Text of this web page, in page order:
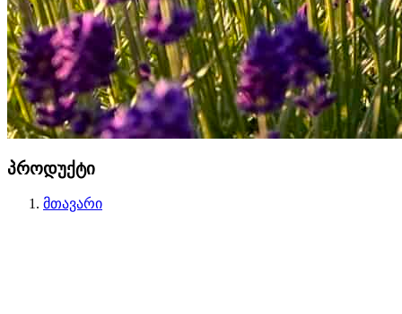
პროდუქტი
მთავარი